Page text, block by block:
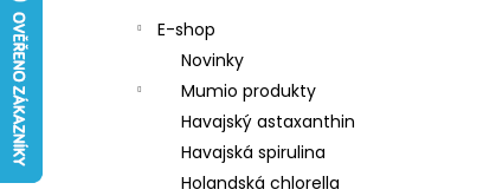
E-shop
Novinky
Mumio produkty
Havajský astaxanthin
Havajská spirulina
Holandská chlorella